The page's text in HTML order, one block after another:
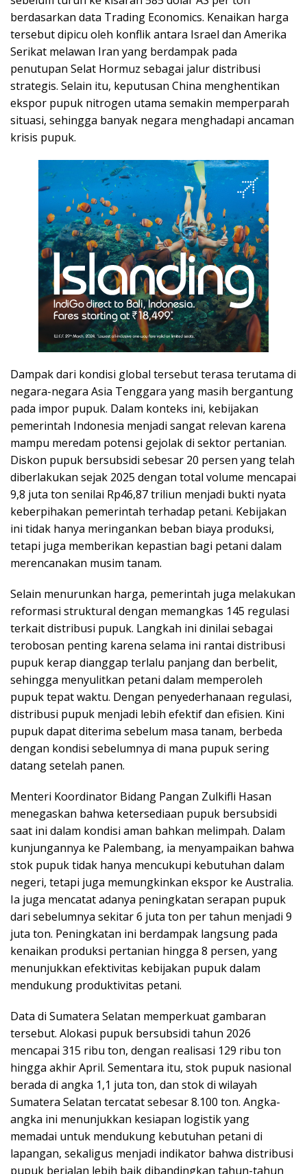
berdasarkan data Trading Economics. Kenaikan harga
tersebut dipicu oleh konflik antara Israel dan Amerika
Serikat melawan Iran yang berdampak pada
penutupan Selat Hormuz sebagai jalur distribusi
strategis. Selain itu, keputusan China menghentikan
ekspor pupuk nitrogen utama semakin memperparah
situasi, sehingga banyak negara menghadapi ancaman
krisis pupuk.
Dampak dari kondisi global tersebut terasa terutama di
negara-negara Asia Tenggara yang masih bergantung
pada impor pupuk. Dalam konteks ini, kebijakan
pemerintah Indonesia menjadi sangat relevan karena
mampu meredam potensi gejolak di sektor pertanian.
Diskon pupuk bersubsidi sebesar 20 persen yang telah
diberlakukan sejak 2025 dengan total volume mencapai
9,8 juta ton senilai Rp46,87 triliun menjadi bukti nyata
keberpihakan pemerintah terhadap petani. Kebijakan
ini tidak hanya meringankan beban biaya produksi,
tetapi juga memberikan kepastian bagi petani dalam
merencanakan musim tanam.
Selain menurunkan harga, pemerintah juga melakukan
reformasi struktural dengan memangkas 145 regulasi
terkait distribusi pupuk. Langkah ini dinilai sebagai
terobosan penting karena selama ini rantai distribusi
pupuk kerap dianggap terlalu panjang dan berbelit,
sehingga menyulitkan petani dalam memperoleh
pupuk tepat waktu. Dengan penyederhanaan regulasi,
distribusi pupuk menjadi lebih efektif dan efisien. Kini
pupuk dapat diterima sebelum masa tanam, berbeda
dengan kondisi sebelumnya di mana pupuk sering
datang setelah panen.
Menteri Koordinator Bidang Pangan Zulkifli Hasan
menegaskan bahwa ketersediaan pupuk bersubsidi
saat ini dalam kondisi aman bahkan melimpah. Dalam
kunjungannya ke Palembang, ia menyampaikan bahwa
stok pupuk tidak hanya mencukupi kebutuhan dalam
negeri, tetapi juga memungkinkan ekspor ke Australia.
Ia juga mencatat adanya peningkatan serapan pupuk
dari sebelumnya sekitar 6 juta ton per tahun menjadi 9
juta ton. Peningkatan ini berdampak langsung pada
kenaikan produksi pertanian hingga 8 persen, yang
menunjukkan efektivitas kebijakan pupuk dalam
mendukung produktivitas petani.
Data di Sumatera Selatan memperkuat gambaran
tersebut. Alokasi pupuk bersubsidi tahun 2026
mencapai 315 ribu ton, dengan realisasi 129 ribu ton
hingga akhir April. Sementara itu, stok pupuk nasional
berada di angka 1,1 juta ton, dan stok di wilayah
Sumatera Selatan tercatat sebesar 8.100 ton. Angka-
angka ini menunjukkan kesiapan logistik yang
memadai untuk mendukung kebutuhan petani di
lapangan, sekaligus menjadi indikator bahwa distribusi
pupuk berjalan lebih baik dibandingkan tahun-tahun